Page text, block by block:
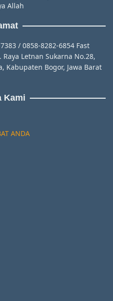
Allah
/ 0858-8282-6854 Fast
Raya Letnan Sukarna No.28,
Kabupaten Bogor, Jawa Barat
Kami
ANDA